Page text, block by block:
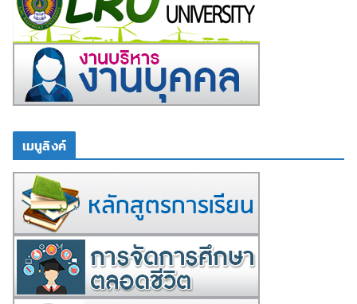
เมนูลิงค์